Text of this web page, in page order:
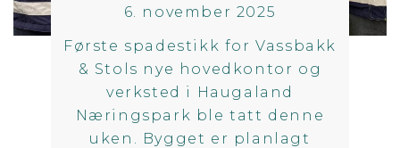
6. november 2025
Første spadestikk for Vassbakk
& Stols nye hovedkontor og
verksted i Haugaland
Næringspark ble tatt denne
uken. Bygget er planlagt